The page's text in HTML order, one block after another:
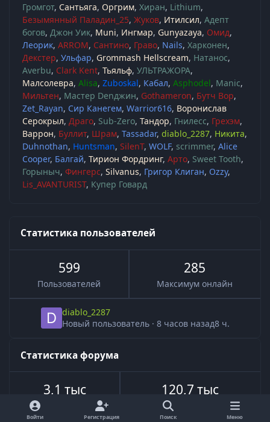
Громгот Сантьяга Оргрим Хиран Lithium
Безымянный Паладин_25 Жуков Итилсил Адепт
богов Джон Уик Muni Ингмар Gunyazaya Омид
Леорик ARROM Сантино Граво Nails Харконен
Декстер Ульфар Grommash Hellscream Натанос
Averbu Clark Kent Тьяльф УЛЬТРАЖОРА
Малсолевра Alisa Zuboskal Кабал Asphodel Manic
Мильтен Мастер Denджин Gothameron Бутч Вор
Zet_Rayan Сир Канегем Warrior616 Воронислав
Серокрыл Драго Sub-Zero Тандор Гнилесс Грехэм
Варрон Буллит Шрам Tassadar diablo_2287 Никита
Duhnothan Huntsman SilenT WOLF scrimmer Alice
Cooper Балгай Тирион Фордринг Арто Sweet Tooth
Горыныч Фингерс Silvanus Григор Клиган Ozzy
Lis_AVANTURIST Купер Говард
Статистика пользователей
599
Пользователей
285
Максимум онлайн
diablo_2287
Новый пользователь · 8 часов назад8 ч.
Статистика форума
3,1 тыс
Всего сообщений
120,7 тыс
Войти Регистрация Поиск Меню